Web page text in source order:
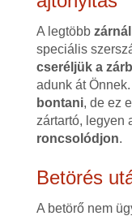
A legtöbb zárnál
speciális
cseréljük a
adunk át
bontani, de ez
zártartó, legyen
roncsolódjon.
Betörés
A betörő nem